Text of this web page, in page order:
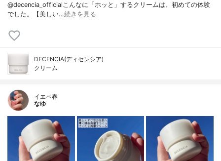
@decencia_officialこんなに「ホッと」するクリームは、初めての体験
でした。【美しい…続きを見る
DECENCIA(ディセンシア)
クリーム
イエベ春
なゆ